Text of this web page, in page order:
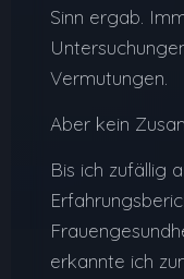
Sinn ergab.
Vermutungen.
Aber kein
Bis ich zufällig
erkannte ich